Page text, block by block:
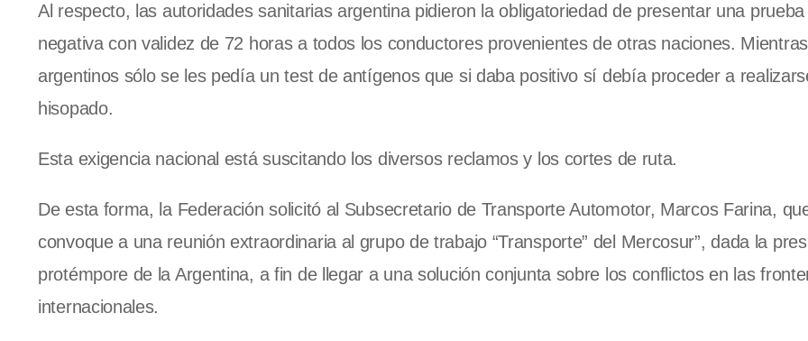
Al respecto, las autoridades sanitarias argentina pidieron la obligatoriedad de presentar una
negativa con validez de 72 horas a todos los conductores provenientes de otras naciones.
argentinos sólo se les pedía un test de antígenos que si daba positivo sí debía proceder a
hisopado.
Esta exigencia nacional está suscitando los diversos reclamos y los cortes de ruta.
De esta forma, la Federación solicitó al Subsecretario de Transporte Automotor, Marcos Farina,
convoque a una reunión extraordinaria al grupo de trabajo “Transporte” del Mercosur”, dada la
protémpore de la Argentina, a fin de llegar a una solución conjunta sobre los conflictos en las
internacionales.